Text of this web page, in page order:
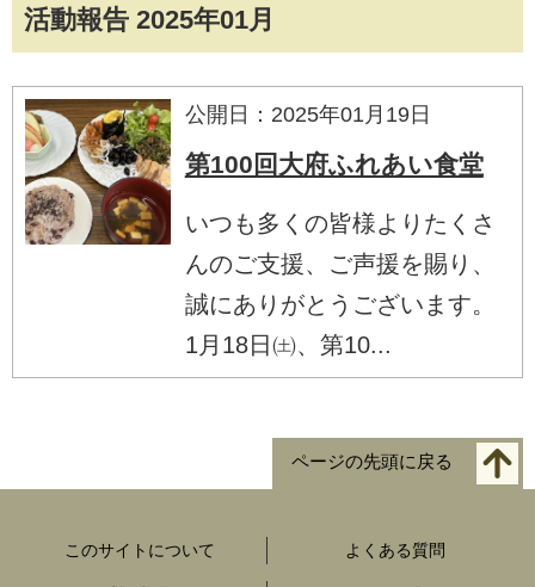
活動報告 2025年01月
公開日：2025年01月19日
第100回大府ふれあい食堂
いつも多くの皆様よりたくさ
んのご支援、ご声援を賜り、
誠にありがとうございます。
1月18日㈯、第10...
ページの先頭に戻る
このサイトについて よくある質問